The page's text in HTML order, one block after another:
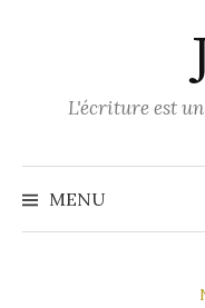
L'écriture est
MENU